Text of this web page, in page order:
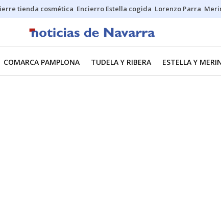
tienda cosmética Encierro Estella cogida Lorenzo Parra
COMARCA PAMPLONA TUDELA Y RIBERA ESTELLA Y